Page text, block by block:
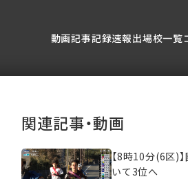
動画記事記録速報出場校一覧
関連記事・動画
【8時10分(6区)
いて3位へ